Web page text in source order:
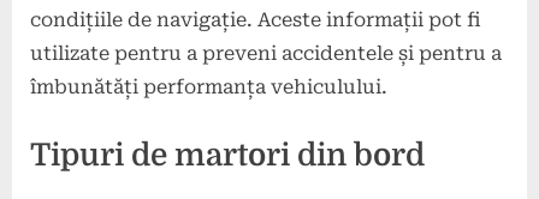
condițiile de navigație. Aceste informații pot fi
utilizate pentru a preveni accidentele și pentru a
îmbunătăți performanța vehiculului.
Tipuri de martori din bord